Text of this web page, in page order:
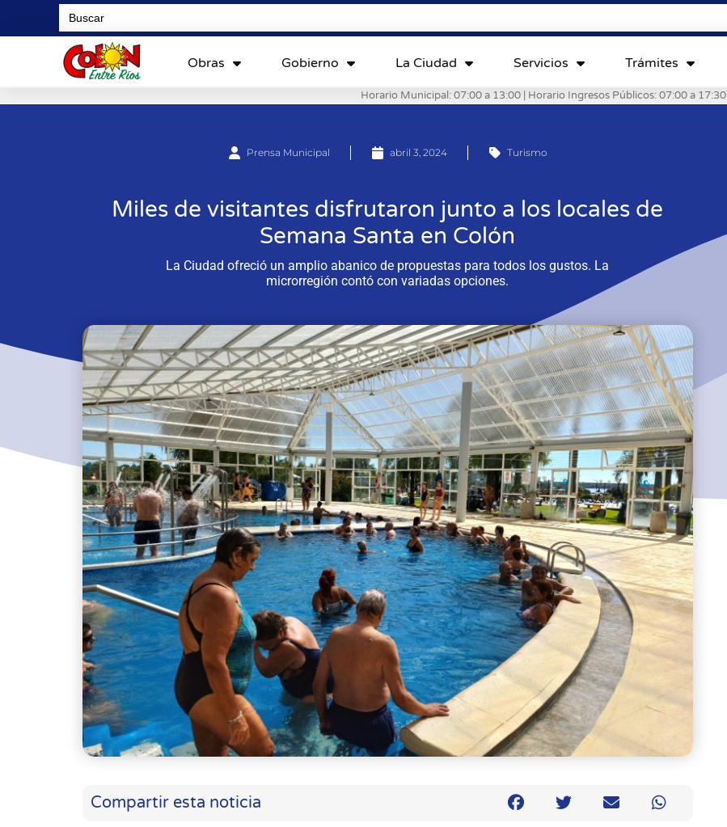
Search
for:
Obras Gobierno La Ciudad Servicios Trámites
Horario Municipal: 07:00 a 13:00 | Horario Ingresos Públicos: 07:00 a 17:30
Prensa Municipal abril 3, 2024 Turismo
Miles de visitantes disfrutaron junto a los locales de
Semana Santa en Colón
La Ciudad ofreció un amplio abanico de propuestas para todos los gustos. La
microrregión contó con variadas opciones.
Compartir esta noticia